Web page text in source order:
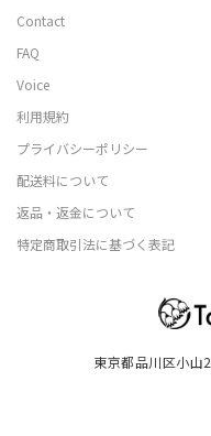
東京都品川区小
Contact
FAQ
Voice
利用規約
プライバシーポリシー
配送料について
返品・返金について
特定商取引法に基づく表記